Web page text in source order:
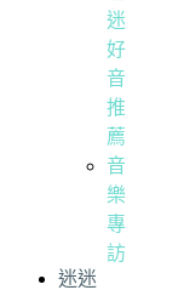
迷
好
音
推
薦
音
樂
專
訪
迷迷